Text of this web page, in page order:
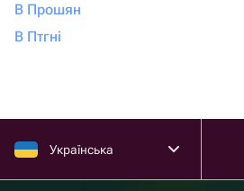
В Прошян
В Птгні
Українська